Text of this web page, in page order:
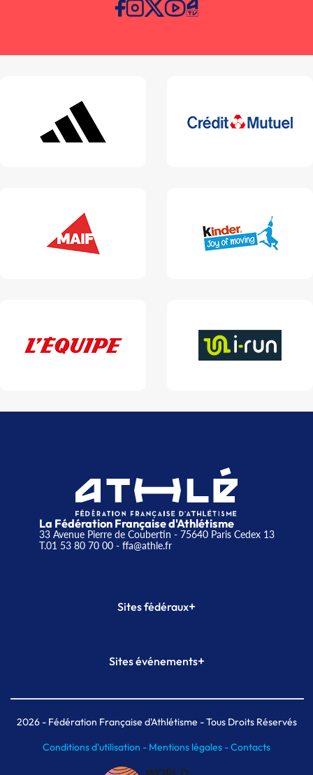
La Fédération Française d'Athlétisme
33 Avenue Pierre de Coubertin - 75640 Paris Cedex 13
T.01 53 80 70 00- ffa@athle.fr
Sites fédéraux+
Plateforme Formation
Sites événements+
Meeting de Paris indoor
MAIF Ekiden de Paris
2026- Fédération Française d'Athlétisme - Tous Droits Réservés
Conditions d'utilisation - Mentions légales -Contacts